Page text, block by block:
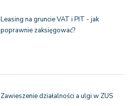
Leasing na gruncie VAT i PIT - jak
poprawnie zaksięgować?
Zawieszenie działalności a ulgi w ZUS